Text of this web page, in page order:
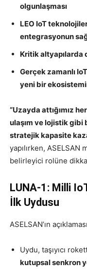
olgunlaşması
LEO IoT
entegrasyonun
Kritik altyapılarda
Gerçek zamanlı
yeni bir
“Uzayda attığımız
ulaşım ve lojistik
stratejik kapasite
yapılırken, ASELSAN
belirleyici rolüne
LUNA-1: Milli
İlk Uydusu
ASELSAN’ın
Uydu, taşıyıcı
kutupsal senkron